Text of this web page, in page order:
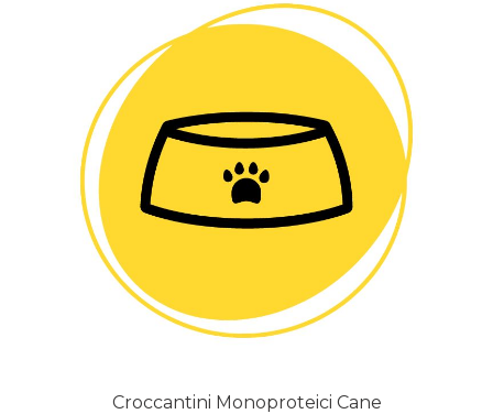
Croccantini Monoproteici Cane